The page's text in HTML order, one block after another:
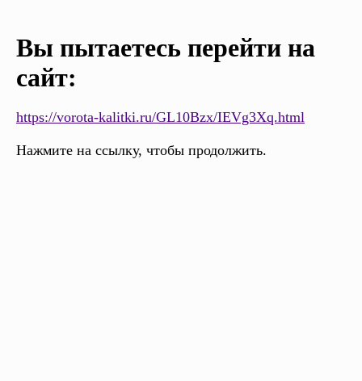
Вы пытаетесь перейти на
сайт:
https://vorota-kalitki.ru/GL10Bzx/IEVg3Xq.html
Нажмите на ссылку, чтобы продолжить.